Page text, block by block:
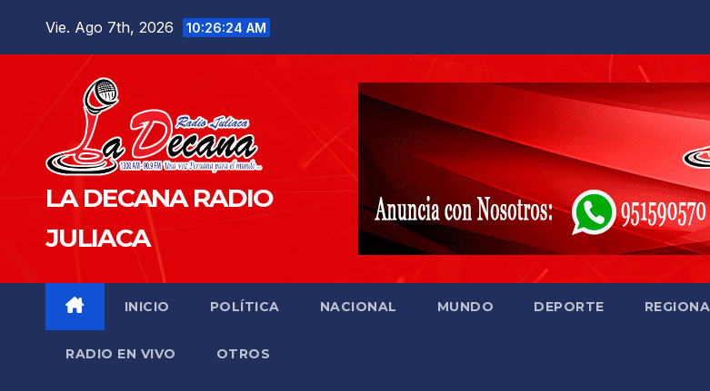
Vie. Ago 7th, 2026 10:26:26 AM
LA DECANA RADIO
JULIACA
INICIO POLÍTICA NACIONAL MUNDO DEPORTE
RADIO EN VIVO OTROS